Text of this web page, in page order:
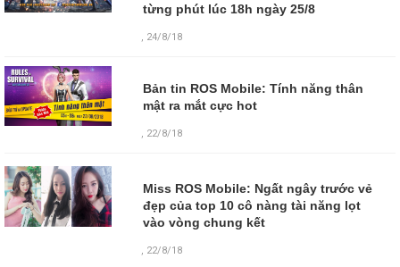
từng phút lúc 18h ngày 25/8
, 24/8/18
Bản tin ROS Mobile: Tính năng thân
mật ra mắt cực hot
, 22/8/18
Miss ROS Mobile: Ngất ngây trước vẻ
đẹp của top 10 cô nàng tài năng lọt
vào vòng chung kết
, 22/8/18